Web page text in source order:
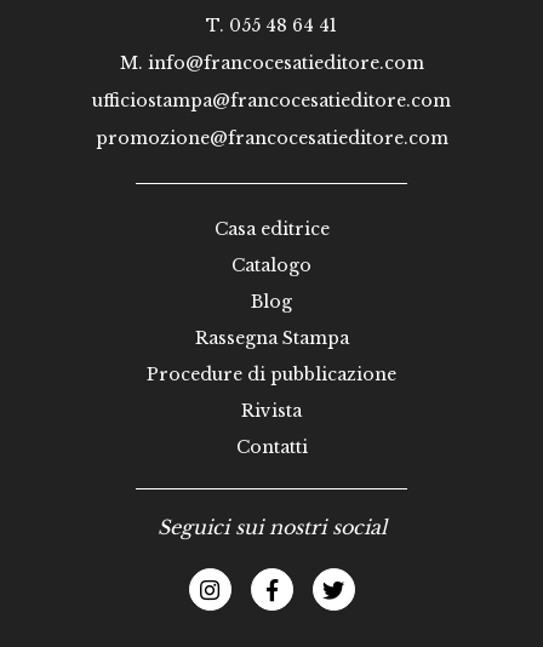
T. 055 48 64 41
M. info@francocesatieditore.com
ufficiostampa@francocesatieditore.com
promozione@francocesatieditore.com
Casa editrice
Catalogo
Blog
Rassegna Stampa
Procedure di pubblicazione
Rivista
Contatti
Seguici sui nostri social